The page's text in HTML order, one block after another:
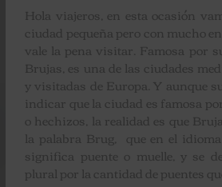
Hola viajeros, en esta ocasión
ciudad pequeña pero con mucho
vale la pena visitar. Famosa por
Brujas, es una de las ciudades
y visitadas de Europa. Y aunque
indicar que la ciudad es famosa
o hechizos, la realidad es que
la palabra Brug, que en el
significa puente o muelle, y se
plural por la cantidad de puentes